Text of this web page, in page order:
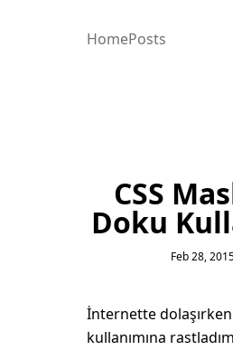
HomePosts
CSS
Doku
Feb 28,
İnternette
kullanımına